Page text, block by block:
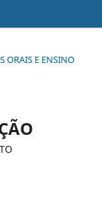
ORAIS E ENSINO